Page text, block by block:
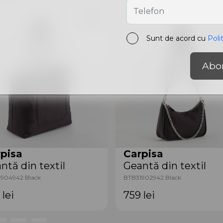
din textil
Black
lei
Carpisa
Geantă din textil
BTB31902942 Black
759 lei
Sunt de acord cu